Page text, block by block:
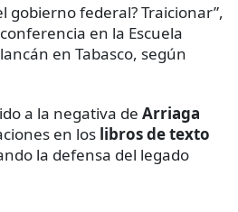
gobierno federal? Traicionar”,
en la Escuela
en Tabasco, según
a la negativa de Arriaga
en los libros de texto
la defensa del legado